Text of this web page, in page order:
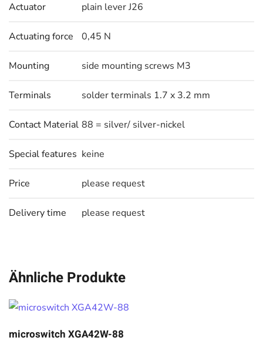
Actuator plain lever J26
Actuating force 0,45 N
Mounting side mounting screws M3
Terminals solder terminals 1.7 x 3.2 mm
Contact Material 88 = silver/ silver-nickel
Special features keine
Price please request
Delivery time please request
Ähnliche Produkte
microswitch XGA42W-88